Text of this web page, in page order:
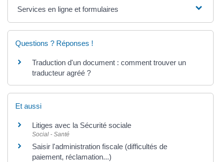
Services en ligne et formulaires
Questions ? Réponses !
Traduction d'un document : comment trouver un
traducteur agréé ?
Et aussi
Litiges avec la Sécurité sociale
Social - Santé
Saisir l'administration fiscale (difficultés de
paiement, réclamation...)